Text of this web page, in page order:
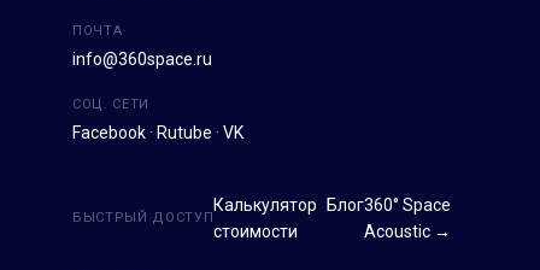
ПОЧТА
info@360space.ru
СОЦ. СЕТИ
Facebook · Rutube · VK
БЫСТРЫЙ ДОСТУП
Калькулятор
стоимости
Блог360° Space
Acoustic →